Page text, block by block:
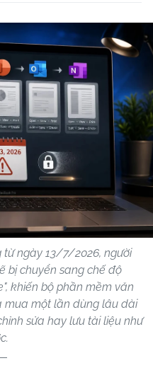
ngày 13/7/2026, người
bị chuyển sang chế độ
khiến bộ phần mềm văn
mua một lần dùng lâu dài
sửa hay lưu tài liệu như